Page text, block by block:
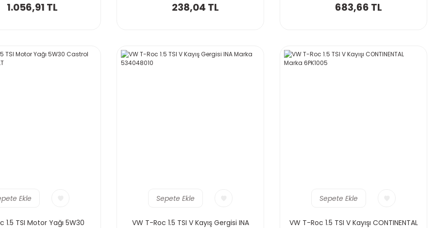
1.056,91 TL 238,04 TL 683,66 TL
Ekle
1.5 TSI Motor Yağı 5W30
Sepete Ekle
VW T-Roc 1.5 TSI V Kayış Gergisi INA
Sepete Ekle
VW T-Roc 1.5 TSI V Kayışı CONTINENTAL